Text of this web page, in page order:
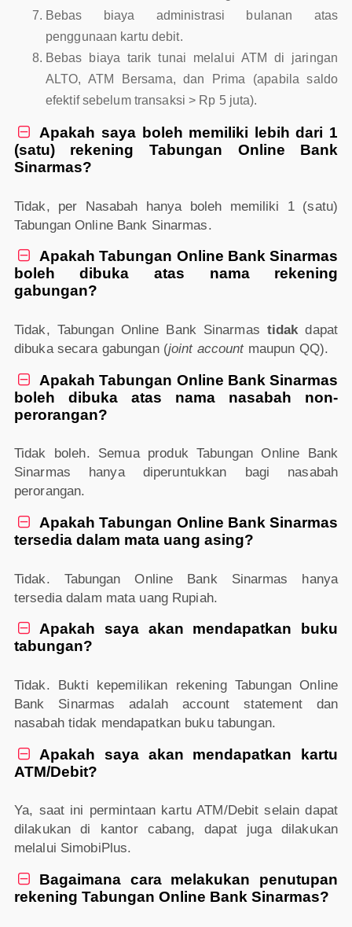
Bebas biaya administrasi bulanan atas
penggunaan kartu debit.
Bebas biaya tarik tunai melalui ATM di jaringan
ALTO, ATM Bersama, dan Prima (apabila saldo
efektif sebelum transaksi > Rp 5 juta).

Apakah saya boleh memiliki lebih dari 1
(satu) rekening Tabungan Online Bank
Sinarmas?
Tidak, per Nasabah hanya boleh memiliki 1 (satu)
Tabungan Online Bank Sinarmas.

Apakah Tabungan Online Bank Sinarmas
boleh dibuka atas nama rekening
gabungan?
Tidak, Tabungan Online Bank Sinarmas tidakdapat
dibuka secara gabungan (joint accountmaupun QQ).

Apakah Tabungan Online Bank Sinarmas
boleh dibuka atas nama nasabah non-
perorangan?
Tidak boleh. Semua produk Tabungan Online Bank
Sinarmas hanya diperuntukkan bagi nasabah
perorangan.

Apakah Tabungan Online Bank Sinarmas
tersedia dalam mata uang asing?
Tidak. Tabungan Online Bank Sinarmas hanya
tersedia dalam mata uang Rupiah.

Apakah saya akan mendapatkan buku
tabungan?
Tidak. Bukti kepemilikan rekening Tabungan Online
Bank Sinarmas adalah account statement dan
nasabah tidak mendapatkan buku tabungan.

Apakah saya akan mendapatkan kartu
ATM/Debit?
Ya, saat ini permintaan kartu ATM/Debit selain dapat
dilakukan di kantor cabang, dapat juga dilakukan
melalui SimobiPlus.

Bagaimana cara melakukan penutupan
rekening Tabungan Online Bank Sinarmas?